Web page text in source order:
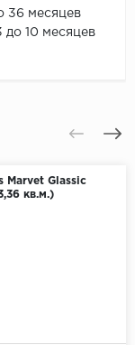
36 месяцев
до 10 месяцев
Marvet Glassic
кв.м.)